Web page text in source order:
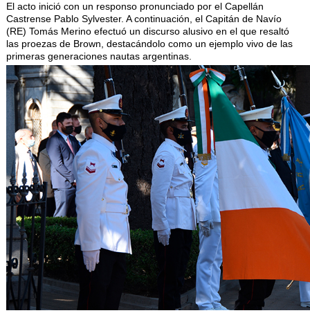
El acto inició con un responso pronunciado por el Capellán
Castrense Pablo Sylvester. A continuación, el Capitán de Navío
(RE) Tomás Merino efectuó un discurso alusivo en el que resaltó
las proezas de Brown, destacándolo como un ejemplo vivo de las
primeras generaciones nautas argentinas.